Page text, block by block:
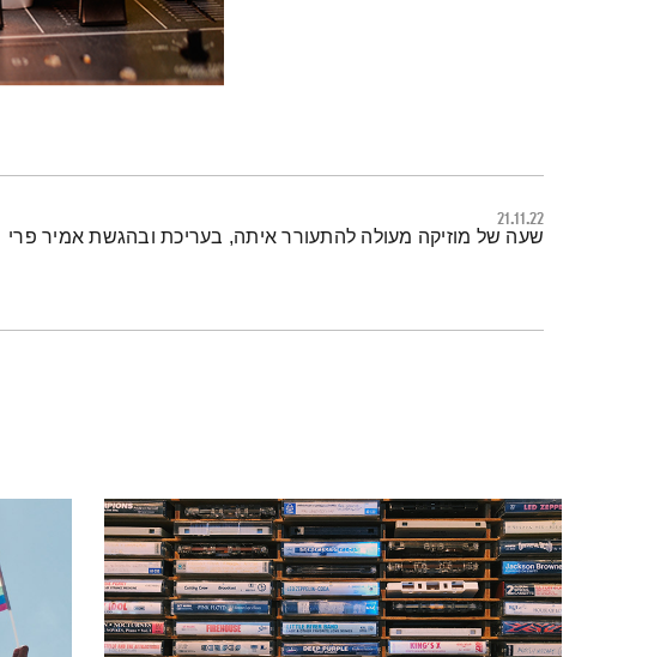
21.11.22
תמצית הפודקאסט
שעה של מוזיקה מעולה להתעורר איתה, בעריכת ובהגשת אמיר פרי